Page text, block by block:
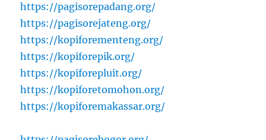
https://pagisorepadang.org/
https://pagisorejateng.org/
https://kopiforementeng.org/
https://kopiforepik.org/
https://kopiforepluit.org/
https://kopiforetomohon.org/
https://kopiforemakassar.org/